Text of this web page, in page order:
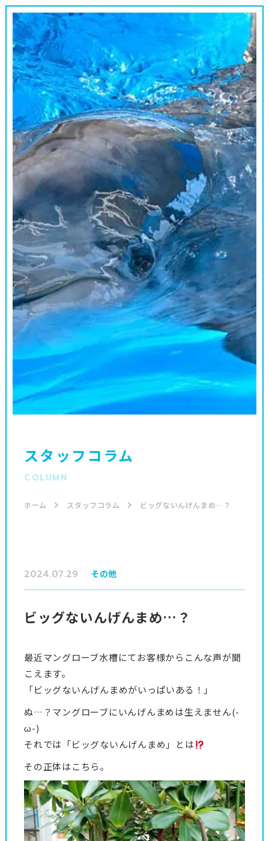
スタッフコラム
COLUMN
ホーム スタッフコラム ビッグないんげんまめ…？
2024.07.29 その他
ビッグないんげんまめ…？
最近マングローブ水槽にてお客様からこんな声が聞
こえます。
「ビッグないんげんまめがいっぱいある！」
ぬ…？マングローブにいんげんまめは生えません(-
ω-)
それでは「ビッグないんげんまめ」とは
その正体はこちら。